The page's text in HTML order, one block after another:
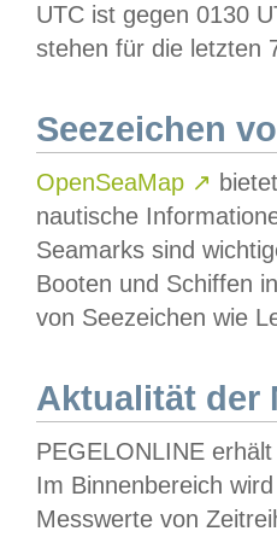
UTC ist gegen 0130
stehen für die letzten
Seezeichen
OpenSeaMap ↗
nautische
Seamarks sind
Booten und Schiffen
von Seezeichen wie
Aktualität der
PEGELONLINE
Im Binnenbereich
Messwerte von